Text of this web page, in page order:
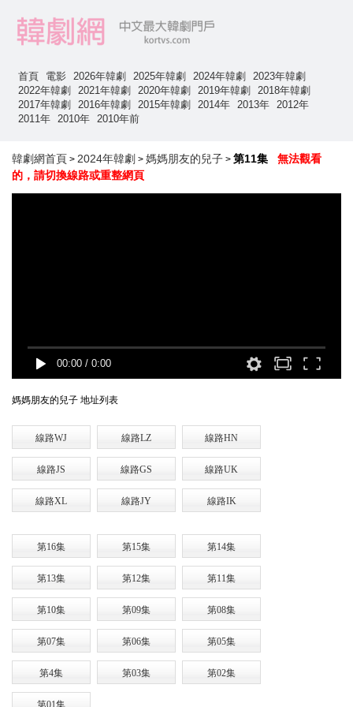
首頁 電影 2026年韓劇 2025年韓劇 2024年韓劇
2023年韓劇
2022年韓劇
2021年韓劇 2020年韓劇 2019年韓劇
2018年韓劇
2017年韓劇
2016年韓劇 2015年韓劇 2014年 2013年
2012年
2011年
2010年 2010年前
韓劇網首頁 > 2024年韓劇 > 媽媽朋友的兒子 > 第11集
無法觀看
的，請切換線路或重整網頁
00:00 / 0:00
媽媽朋友的兒子 地址列表
線路WJ 線路LZ 線路HN
線路JS 線路GS 線路UK
線路XL 線路JY 線路IK
第16集 第15集 第14集
第13集 第12集 第11集
第10集 第09集 第08集
第07集 第06集 第05集
第4集 第03集 第02集
第01集